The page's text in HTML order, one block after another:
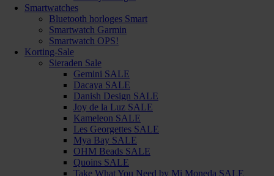
Smartwatches
Bluetooth horloges Smart
Smartwatch Garmin
Smartwatch OPS!
Korting-Sale
Sieraden Sale
Gemini SALE
Dacaya SALE
Danish Design SALE
Joy de la Luz SALE
Kameleon SALE
Les Georgettes SALE
Mya Bay SALE
OHM Beads SALE
Quoins SALE
Take What You Need by Mi Moneda SALE